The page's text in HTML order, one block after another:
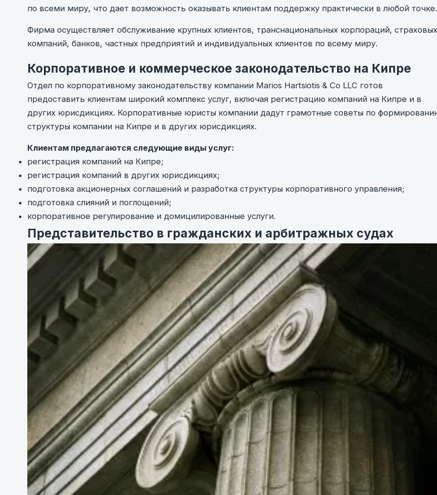
по всеми миру, что дает возможность оказывать клиентам поддержку практически в любой точке.
Фирма осуществляет обслуживание крупных клиентов, транснациональных корпораций, страховых
компаний, банков, частных предприятий и индивидуальных клиентов по всему миру.
Корпоративное и коммерческое законодательство на Кипре
Отдел по корпоративному законодательству компании Marios Hartsiotis & Co LLC готов
предоставить клиентам широкий комплекс услуг, включая регистрацию компаний на Кипре и в
других юрисдикциях. Корпоративные юристы компании дадут грамотные советы по
структуры компании на Кипре и в других юрисдикциях.
Клиентам предлагаются следующие виды услуг:
регистрация компаний на Кипре;
регистрация компаний в других юрисдикциях;
подготовка акционерных соглашений и разработка структуры корпоративного управления;
подготовка слияний и поглощений;
корпоративное регулирование и домицилированные услуги.
Представительство в гражданских и арбитражных судах